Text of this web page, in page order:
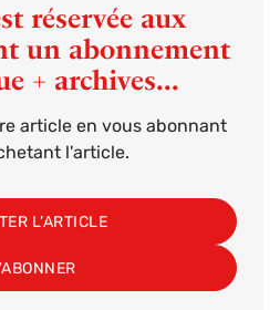
réservée aux
un abonnement
+ archives...
article en vous abonnant
l'article.
L’ARTICLE